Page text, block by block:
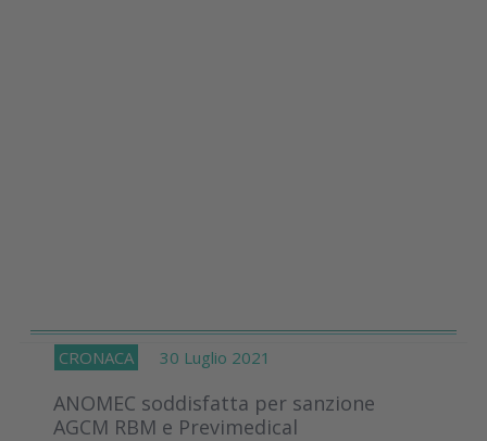
CRONACA 30 Luglio 2021
ANOMEC soddisfatta per sanzione
AGCM RBM e Previmedical